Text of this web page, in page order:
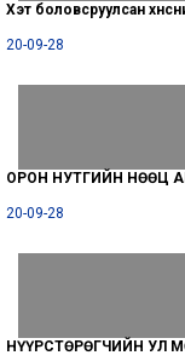
Хэт боловсруулсан
20-09-28
ОРОН НУТГИЙН НӨӨЦ
20-09-28
НҮҮРСТӨРӨГЧИЙН УЛ